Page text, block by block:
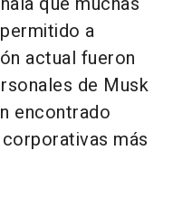
a
actual fueron
de Musk
encontrado
más